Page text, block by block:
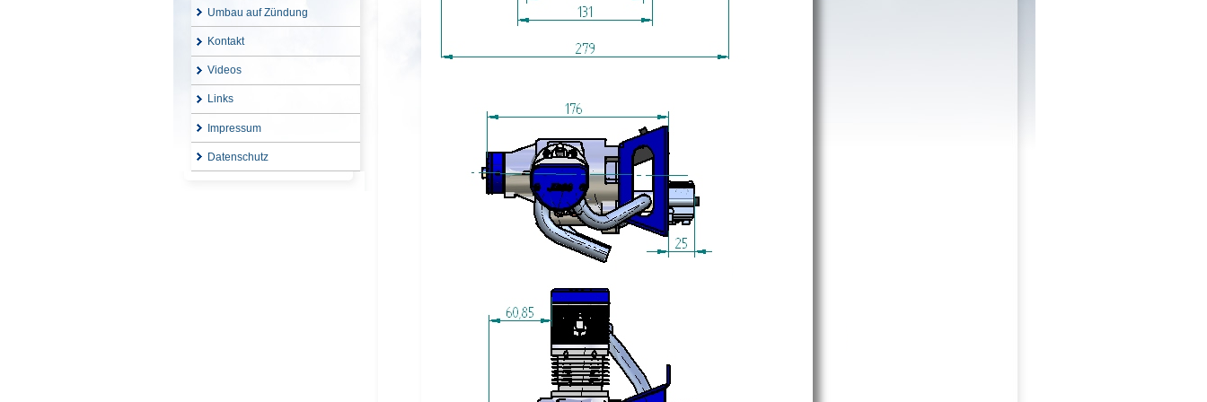
Umbau auf Zündung
Kontakt
Videos
Links
Impressum
Datenschutz